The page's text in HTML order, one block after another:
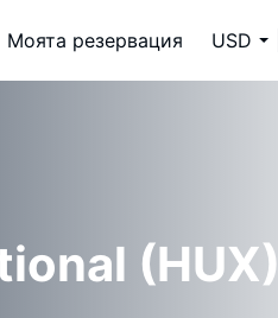
Моята резервация USD
(HUX)